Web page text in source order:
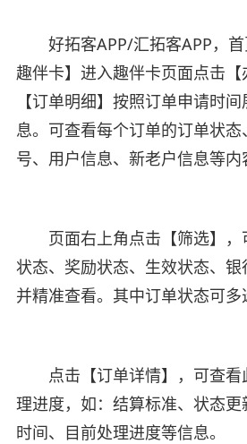
好拓客APP/汇拓客APP，首
趣伴卡】进入趣伴卡页面点击
【订单明细】按照订单申请时
息。可查看每个订单的订单状
号、用户信息、新老户信息等内
页面右上角点击【筛选】，
状态、奖励状态、生效状态、
并精准查看。其中订单状态可多
点击【订单详情】，可查看
理进度，如：结算标准、状态
时间、目前处理进度等信息。